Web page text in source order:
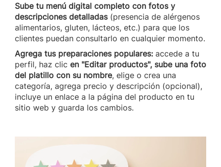
Sube tu menú digital completo con fotos y
descripciones detalladas(presencia de alérgenos
alimentarios, gluten, lácteos, etc.) para que los
clientes puedan consultarlo en cualquier momento.
Agrega tus preparaciones populares: accede a tu
perfil, haz clic en "Editar productos", sube una foto
del platillo con su nombre, elige o crea una
categoría, agrega precio y descripción (opcional),
incluye un enlace a la página del producto en tu
sitio web y guarda los cambios.